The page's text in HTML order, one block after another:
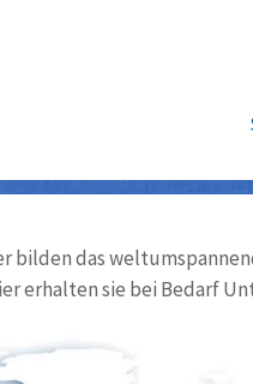
bilden das
erhalten sie bei Bedarf